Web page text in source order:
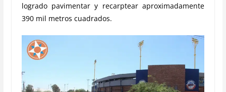
logrado pavimentar y recarptear aproximadamente
390 mil metros cuadrados.